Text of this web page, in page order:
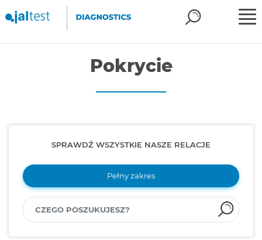
Pokrycie
SPRAWDŹ WSZYSTKIE NASZE RELACJE
Pełny zakres